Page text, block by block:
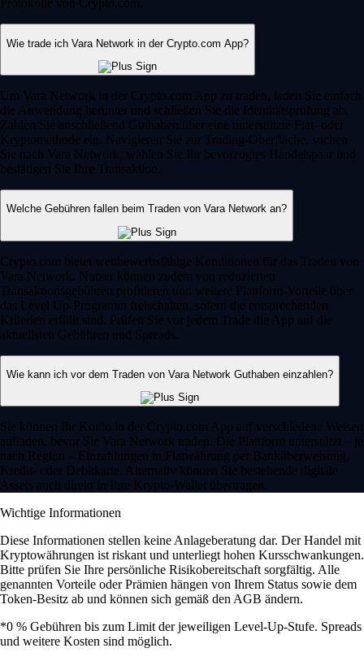
Protokolle von Crypto.com.
Wie trade ich Vara Network in der Crypto.com App?
Um Vara Network in der Crypto.com App zu traden, laden Sie einfach
die Anwendung herunter und schließen Sie die Identitätsprüfung ab.
Zahlen Sie anschließend Guthaben über eine unterstützte Fiat- oder
Kryptomethode ein. Navigieren Sie zur Trading-Oberfläche, suchen
Sie nach Vara Network, wählen Sie Ihr bevorzugtes Handelspaar und
bestätigen Sie Ihre Transaktion.
Welche Gebühren fallen beim Traden von Vara Network an?
Crypto.com bietet wettbewerbsfähige Konditionen für das Traden von
Vara Network. Nutzer können zudem von reduzierten
Transaktionsgebühren profitieren und weitere Plattform-Vorteile über
das Level Up-Programm freischalten, sofern die entsprechenden
Kriterien erfüllt sind. Prüfen Sie vor jedem Trade die App auf die
aktuellsten Gebühren und Spreads.
Wie kann ich vor dem Traden von Vara Network Guthaben einzahlen?
Sie können Ihr Konto in der Crypto.com App auf verschiedene Weisen
aufladen, bevor Sie Vara Network traden. Die Plattform unterstützt – je
nach Region – Einzahlungen in Fiatwährung per Banküberweisung,
Kredit- oder Debitkarte. Alternativ können Sie bestehende digitale
Assets auch direkt in Ihre Krypto-Wallet übertragen.
Wichtige Informationen
Diese Informationen stellen keine Anlageberatung dar. Der Handel mit
Kryptowährungen ist riskant und unterliegt hohen Kursschwankungen.
Bitte prüfen Sie Ihre persönliche Risikobereitschaft sorgfältig. Alle
genannten Vorteile oder Prämien hängen von Ihrem Status sowie dem
Token-Besitz ab und können sich gemäß den AGB ändern.
*0 % Gebühren bis zum Limit der jeweiligen Level-Up-Stufe. Spreads
und weitere Kosten sind möglich.